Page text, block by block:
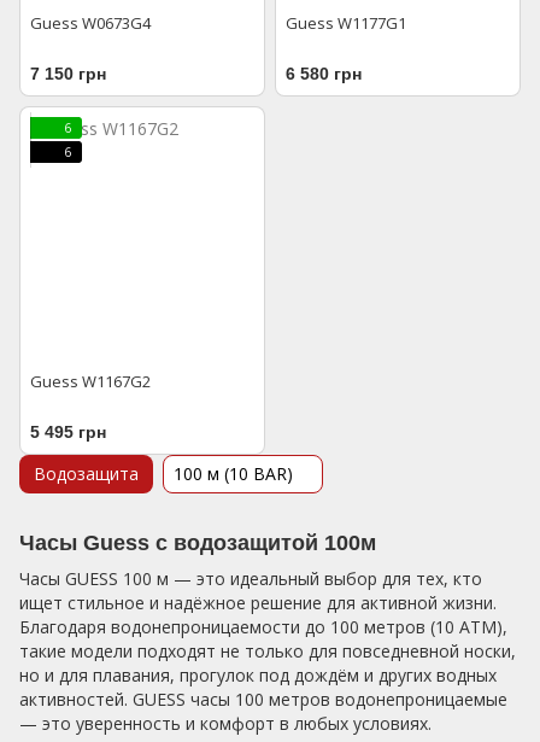
Guess W0673G4
7 150 грн
Guess W1177G1
6 580 грн
6
6
Guess W1167G2
5 495 грн
Часы Guess с водозащитой 100м
Часы GUESS 100 м — это идеальный выбор для тех, кто
ищет стильное и надёжное решение для активной жизни.
Благодаря водонепроницаемости до 100 метров (10 ATM),
такие модели подходят не только для повседневной носки,
но и для плавания, прогулок под дождём и других водных
активностей. GUESS часы 100 метров водонепроницаемые
— это уверенность и комфорт в любых условиях.
Водозащита 100 м (10 BAR)